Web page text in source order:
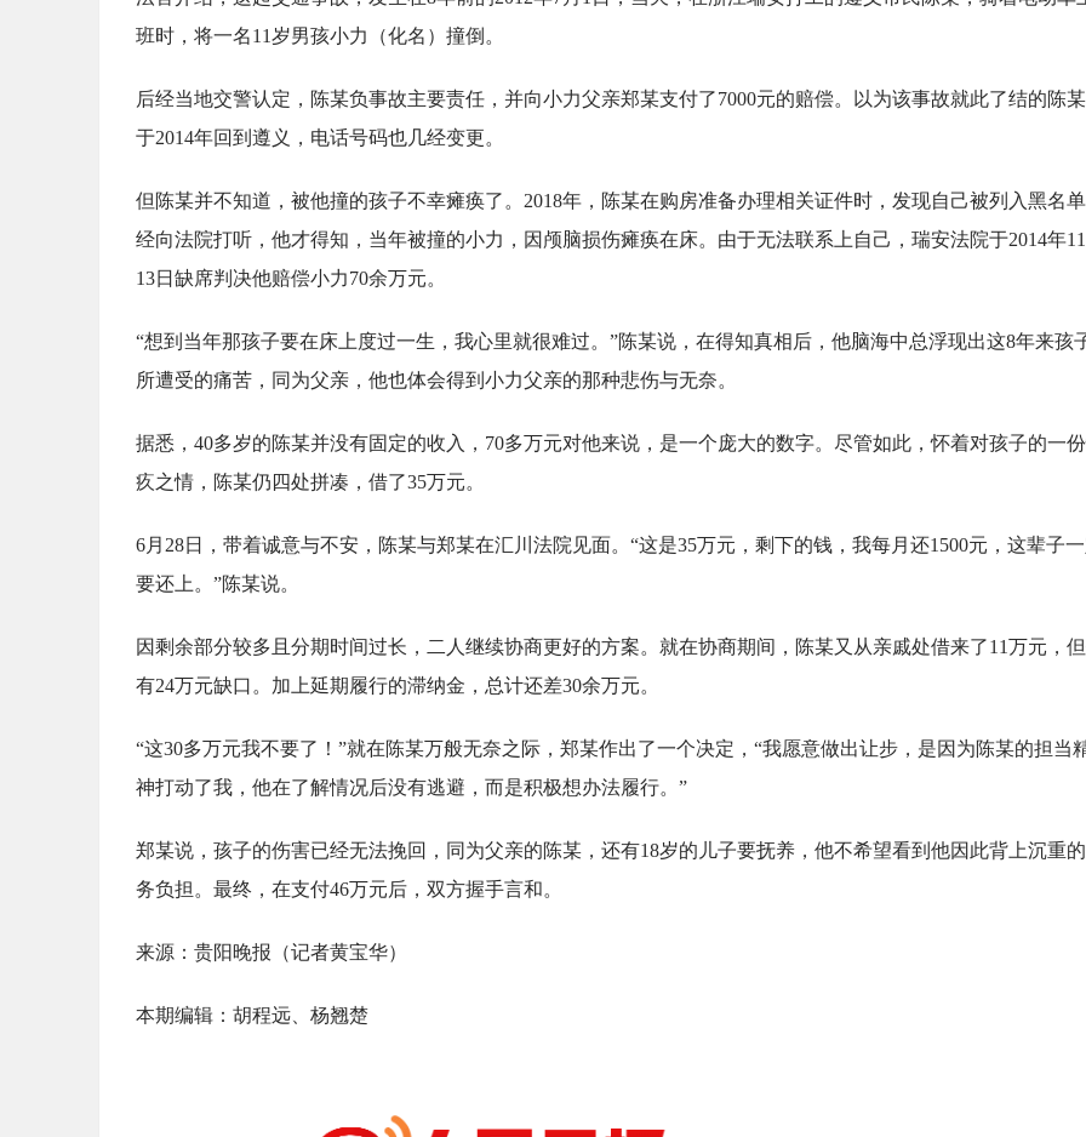
班时，将一名11岁男孩小力（化名）撞倒。
后经当地交警认定，陈某负事故主要责任，并向小力父亲郑某支付了7000元的赔偿。以为该事故就此了结的陈某
于2014年回到遵义，电话号码也几经变更。
但陈某并不知道，被他撞的孩子不幸瘫痪了。2018年，陈某在购房准备办理相关证件时，发现自己被列入黑名单
经向法院打听，他才得知，当年被撞的小力，因颅脑损伤瘫痪在床。由于无法联系上自己，瑞安法院于2014年11
13日缺席判决他赔偿小力70余万元。
“想到当年那孩子要在床上度过一生，我心里就很难过。”陈某说，在得知真相后，他脑海中总浮现出这8年来孩
所遭受的痛苦，同为父亲，他也体会得到小力父亲的那种悲伤与无奈。
据悉，40多岁的陈某并没有固定的收入，70多万元对他来说，是一个庞大的数字。尽管如此，怀着对孩子的一
疚之情，陈某仍四处拼凑，借了35万元。
6月28日，带着诚意与不安，陈某与郑某在汇川法院见面。“这是35万元，剩下的钱，我每月还1500元，这辈子
要还上。”陈某说。
因剩余部分较多且分期时间过长，二人继续协商更好的方案。就在协商期间，陈某又从亲戚处借来了11万元，
有24万元缺口。加上延期履行的滞纳金，总计还差30余万元。
“这30多万元我不要了！”就在陈某万般无奈之际，郑某作出了一个决定，“我愿意做出让步，是因为陈某的担当
神打动了我，他在了解情况后没有逃避，而是积极想办法履行。”
郑某说，孩子的伤害已经无法挽回，同为父亲的陈某，还有18岁的儿子要抚养，他不希望看到他因此背上沉重
务负担。最终，在支付46万元后，双方握手言和。
来源：贵阳晚报（记者黄宝华）
本期编辑：胡程远、杨翘楚